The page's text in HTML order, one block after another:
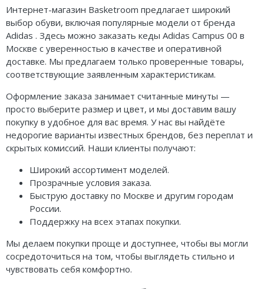
Интернет-магазин Basketroom предлагает широкий
выбор обуви, включая популярные модели от бренда
Adidas . Здесь можно заказать кеды Adidas Campus 00 в
Москве с уверенностью в качестве и оперативной
доставке. Мы предлагаем только проверенные товары,
соответствующие заявленным характеристикам.
Оформление заказа занимает считанные минуты —
просто выберите размер и цвет, и мы доставим вашу
покупку в удобное для вас время. У нас вы найдёте
недорогие варианты известных брендов, без переплат и
скрытых комиссий. Наши клиенты получают:
Широкий ассортимент моделей.
Прозрачные условия заказа.
Быструю доставку по Москве и другим городам
России.
Поддержку на всех этапах покупки.
Мы делаем покупки проще и доступнее, чтобы вы могли
сосредоточиться на том, чтобы выглядеть стильно и
чувствовать себя комфортно.